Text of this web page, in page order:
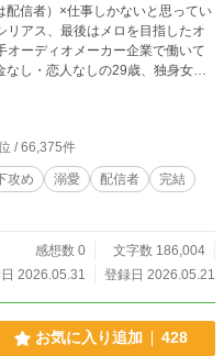
リアス、最後はメロを目指したオ
なし・恋人なしの29歳、独身女
きってしまった彼女だが、そんな
人生で初めて出来た推し≪イケメ
ご褒美に、何とか自分を保って
任され、同じ部署に配属された
間ギャップで悩まされる毎日。 あ
分にしなかったことで、あるミス
子に『テキトーに仕事をしてい
覚える自分自身に凛子の中で育っ
谷くんが！？ 見知らぬ部
部下の芦谷で――！？ 状況が飲み
/ 66,375件
攻め 溺愛 配信者
完結
感想数 0
文字数 186,004
2026.05.31
登録日 2026.05.21
お気に入り追加 428